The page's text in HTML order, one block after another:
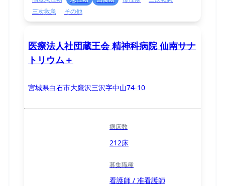
三次救急
その他
医療法人社団蔵王会 精神科病院 仙南サナ
トリウム＋
宮城県白石市大鷹沢三沢字中山74-10
病床数
212床
募集職種
看護師 / 准看護師